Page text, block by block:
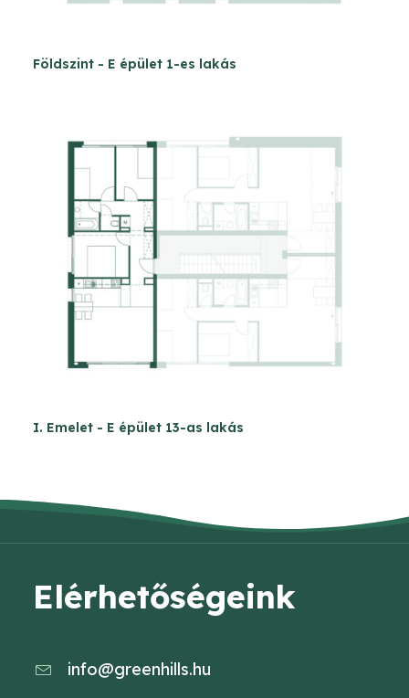
Földszint - E épület 1-es lakás
I. Emelet - E épület 13-as lakás
Elérhetőségeink
info@greenhills.hu